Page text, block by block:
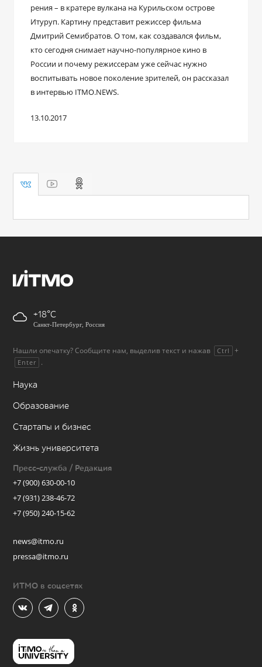
рения – в кратере вулкана на Курильском острове
Итуруп. Картину представит режиссер фильма
Дмитрий Семибратов. О том, как создавался фильм,
кто сегодня снимает научно-популярное кино в
России и почему режиссерам уже сейчас нужно
воспитывать новое поколение зрителей, он рассказал
в интервью ITMO.NEWS.
13.10.2017
+18
Санкт-Петербург, Россия
Нашли опечатку? Сообщите нам, выделив текст и нажав Ctrl +
Enter .
Наука
Образование
Стартапы и бизнес
Жизнь университета
Пресс-служба / Редакция
+7 (900) 630-00-10
+7 (931) 238-46-72
+7 (950) 240-15-62
news@itmo.ru
pressa@itmo.ru
ИТМО в соцсетях